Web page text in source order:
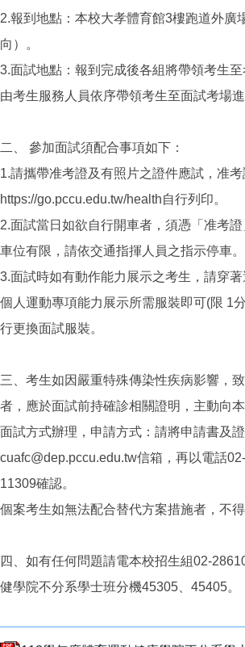
2.報到地點：本校大孝體育館3樓跑道外廣
向）。
3.面試地點：報到完成後各組將帶領考生
由考生服務人員依序帶領考生至面試考場進
二、 參加面試須配合事項如下：
1.請攜帶准考證及有照片之證件應試，准考
https://go.pccu.edu.tw/health自行列印。
2.面試當日如欲自行開車者，須憑「准考
車位有限，請依交通指揮人員之指示停車。
3.面試時如有動作能力展示之考生，請穿
個人運動專項能力展示所需服裝即可(限 1
行更換面試服裝。
三、考生如因嚴重特殊傳染性疾病影響，
者，應於面試前持確診相關證明，主動向
面試方式辦理，申請方式：請將申請書及
cuafc@dep.pccu.edu.tw信箱，再以電話
11309確認。
個案考生如無法配合替代方案措施者，不得
四、如有任何問題請電本校招生組02-
健學院不分系學士班分機45305、45405。